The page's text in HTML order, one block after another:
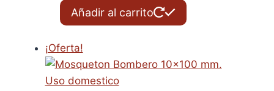
precio
original
precio
actual
Añadir al carrito
¡Oferta!